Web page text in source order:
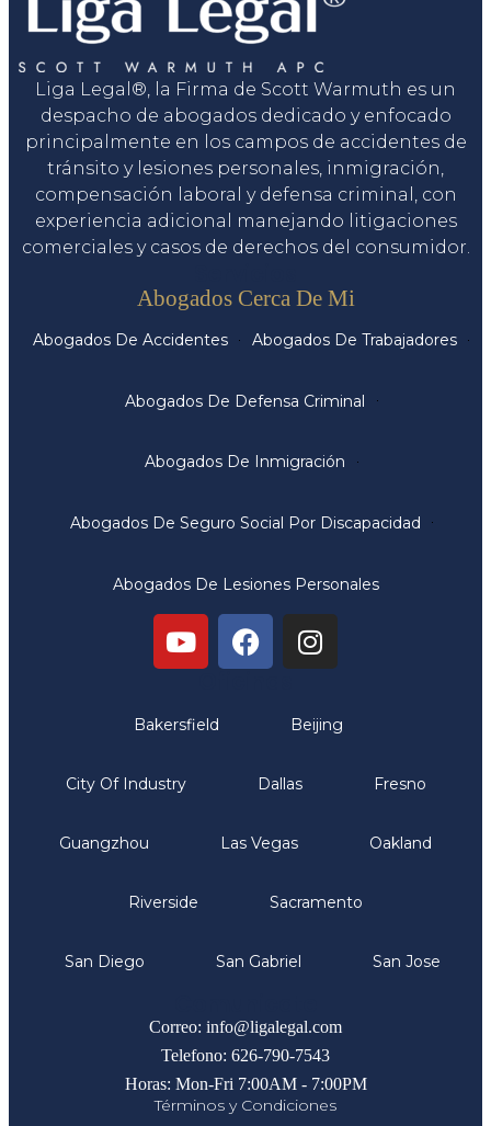
Liga Legal®, la Firma de Scott Warmuth es un
despacho de abogados dedicado y enfocado
principalmente en los campos de accidentes de
tránsito y lesiones personales, inmigración,
compensación laboral y defensa criminal, con
experiencia adicional manejando litigaciones
comerciales y casos de derechos del consumidor.
Abogados Cerca De Mi
Abogados De Accidentes Abogados De Trabajadores
Abogados De Defensa Criminal
Abogados De Inmigración
Abogados De Seguro Social Por Discapacidad
Abogados De Lesiones Personales
Bakersfield Beijing
City Of Industry Dallas Fresno
Guangzhou Las Vegas Oakland
Riverside Sacramento
San Diego San Gabriel San Jose
Correo: info@ligalegal.com
Telefono: 626-790-7543
Horas: Mon-Fri 7:00AM - 7:00PM
Términos y Condiciones